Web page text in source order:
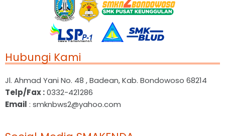
Hubungi Kami
Jl. Ahmad Yani No. 48 , Badean, Kab. Bondowoso 68214
Telp/Fax :0332-421286
Email : smknbws2@yahoo.com